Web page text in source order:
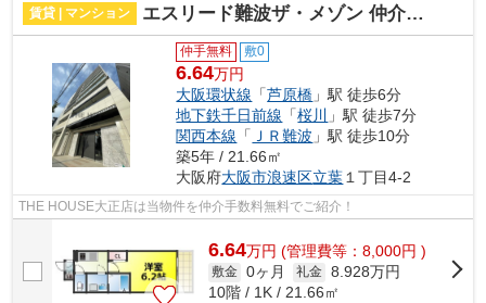
賃貸 | マンション エスリード難波ザ・メゾン 仲介手数料無料
仲手無料 敷0
6.64万円
大阪環状線 「芦原橋 」駅 徒歩6分
地下鉄千日前線 「桜川
」駅 徒歩7分
関西本線 「 ＪＲ難波 」駅 徒歩10分
築5年 / 21.66㎡
大阪府大阪市浪速区立葉 １丁目4-2
THE HOUSE大正店は当物件を仲介手数料無料でご紹介！
6.64万円 (管理費等：8,000円 )
敷金 0ヶ月 礼金 8.928万円
10階 / 1K / 21.66㎡